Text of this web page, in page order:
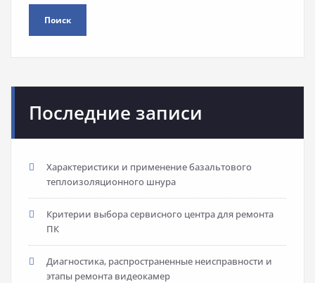
Поиск
Последние записи
Характеристики и применение базальтового
теплоизоляционного шнура
Критерии выбора сервисного центра для ремонта
ПК
Диагностика, распространенные неисправности и
этапы ремонта видеокамер